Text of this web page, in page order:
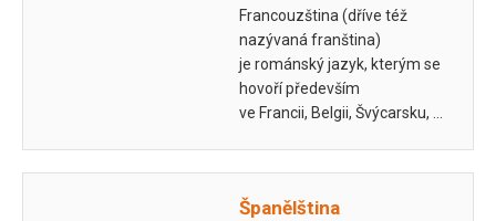
Francouzština (dříve též
nazývaná franština)
je románský jazyk, kterým se
hovoří především
ve Francii, Belgii, Švýcarsku, …
Španělština